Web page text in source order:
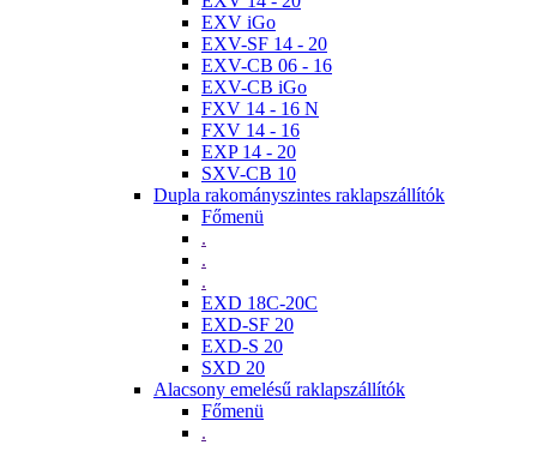
EXV iGo
EXV-SF 14 - 20
EXV-CB 06 - 16
EXV-CB iGo
FXV 14 - 16 N
FXV 14 - 16
EXP 14 - 20
SXV-CB 10
Dupla rakományszintes raklapszállítók
Főmenü
.
.
.
EXD 18C-20C
EXD-SF 20
EXD-S 20
SXD 20
Alacsony emelésű raklapszállítók
Főmenü
.